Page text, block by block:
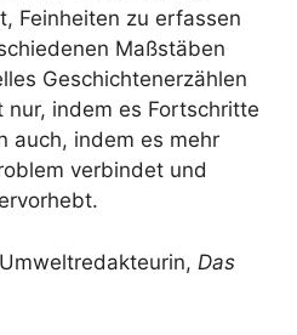
Feinheiten zu erfassen
Maßstäben
Geschichtenerzählen
indem es Fortschritte
auch, indem es mehr
verbindet und
Das